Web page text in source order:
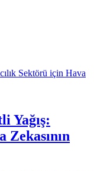
Yağış:
Zekasının